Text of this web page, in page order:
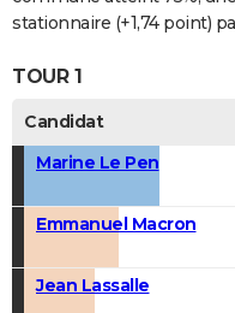
stationnaire (+1,74 point)
TOUR 1
Candidat
Marine Le Pen
Emmanuel Macron
Jean Lassalle